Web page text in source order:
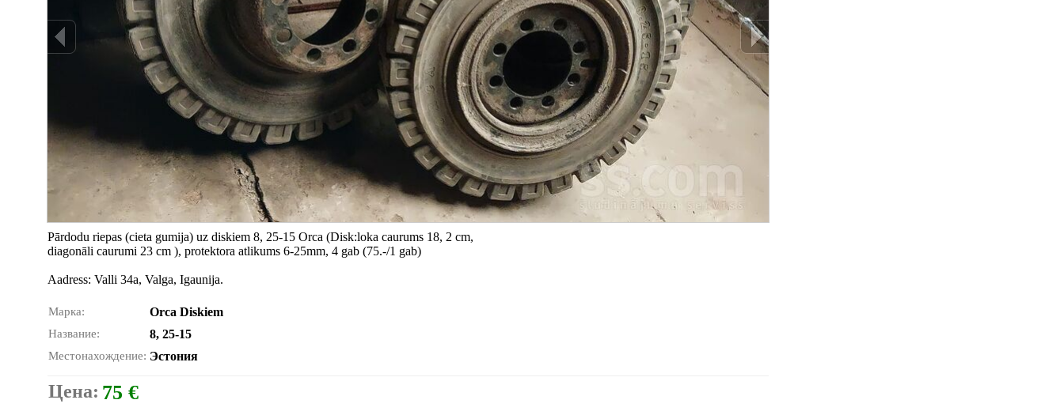
Pārdodu riepas (cieta gumija) uz diskiem 8, 25-15 Orca (Disk:loka caurums 18, 2 cm,
diagonāli caurumi 23 cm ), protektora atlikums 6-25mm, 4 gab (75.-/1 gab)
Aadress: Valli 34a, Valga, Igaunija.
Марка: Orca Diskiem
Название: 8, 25-15
Местонахождение: Эстония
Цена: 75 €